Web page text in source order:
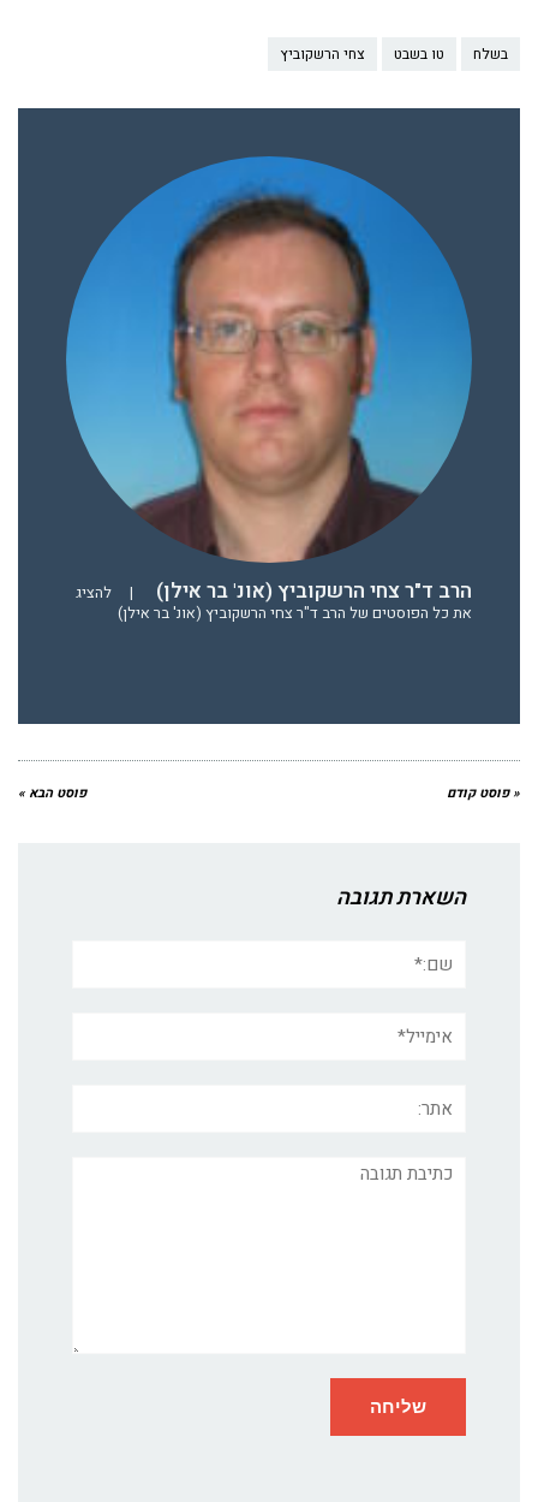
בשלח טו בשבט צחי הרשקוביץ
הרב ד"ר צחי הרשקוביץ (אונ' בר אילן) |
להציג
את כל הפוסטים של הרב ד"ר צחי הרשקוביץ (אונ' בר אילן)
« פוסט קודם פוסט הבא »
השארת תגובה
תגובה